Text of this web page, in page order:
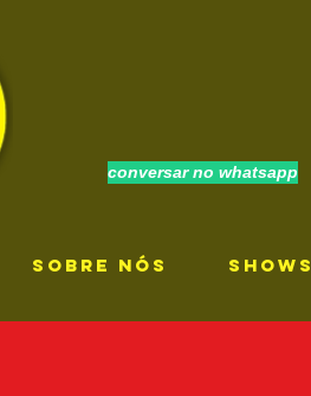
conversar no whatsapp
SOBRE NÓS SHOWS